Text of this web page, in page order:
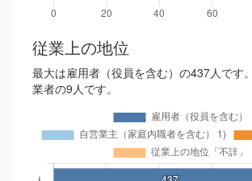
従業上の地位
最大は雇用者（役員を含む）の437人です
業者の9人です。